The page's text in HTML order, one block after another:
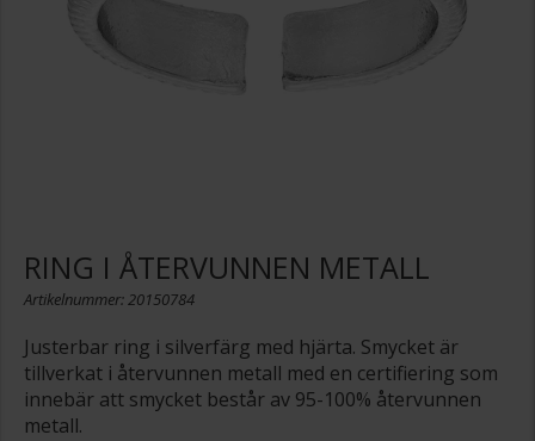
RING I ÅTERVUNNEN METALL
Artikelnummer: 20150784
Justerbar ring i silverfärg med hjärta. Smycket är
tillverkat i återvunnen metall med en certifiering som
innebär att smycket består av 95-100% återvunnen
metall.